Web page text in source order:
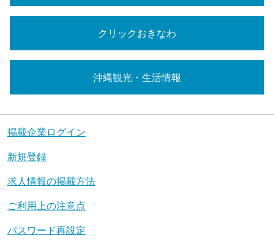
クリックおきなわ
沖縄観光・生活情報
掲載企業ログイン
新規登録
求人情報の掲載方法
ご利用上の注意点
パスワード再設定